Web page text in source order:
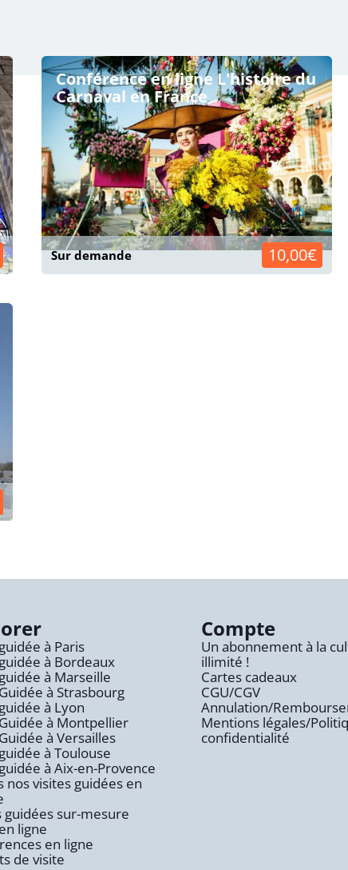
Conférence en ligne L'histoire du
Carnaval en France
Sur demande 10,00€
à Paris
à Bordeaux
à Marseille
à Strasbourg
à Lyon
à Montpellier
à Versailles
à Toulouse
à Aix-en-Provence
nos visites guidées en
guidées sur-mesure
ligne
en ligne
de visite
Compte
Un abonnement à la
illimité !
Cartes cadeaux
CGU/CGV
Annulation/
Mentions légales/
confidentialité